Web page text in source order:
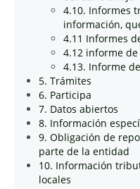
4.10. Informes
información,
4.11 Informes
4.12 informe
4.13. Informe
5. Trámites
6. Participa
7. Datos abiertos
8. Información
9. Obligación de
parte de la entidad
10. Información
locales